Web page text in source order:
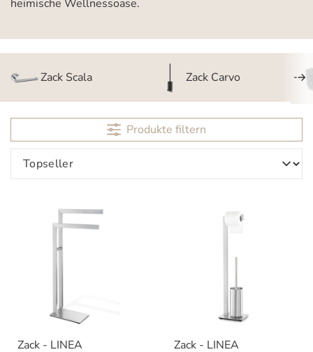
heimische Wellnessoase.
Zack Scala Zack Carvo
Produkte filtern
Zack - LINEA
Zack - LINEA